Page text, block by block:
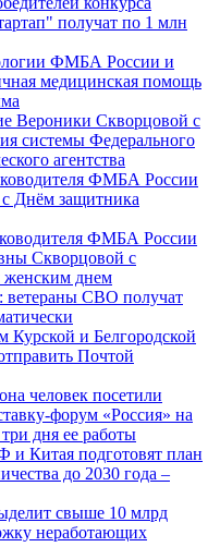
получат по 1 млн
ФМБА России и
медицинская помощь
Вероники Скворцовой с
системы Федерального
агентства
ФМБА России
Днём защитника
ФМБА России
Скворцовой с
днем
ветераны СВО получат
Курской и Белгородской
Почтой
человек посетили
форум «Россия» на
дня ее работы
и Китая подготовят план
до 2030 года –
свыше 10 млрд
неработающих